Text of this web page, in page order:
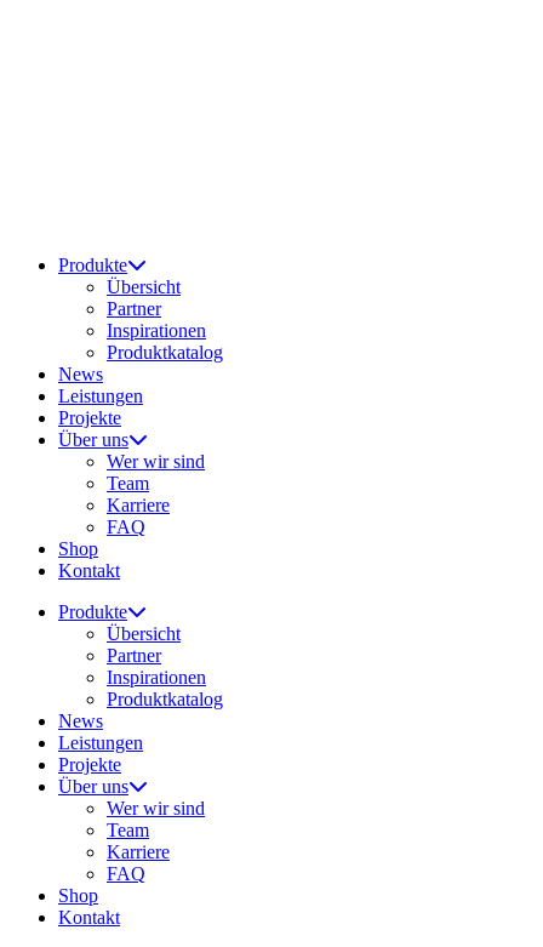
Produkte
Übersicht
Partner
Inspirationen
Produktkatalog
News
Leistungen
Projekte
Über uns
Wer wir sind
Team
Karriere
FAQ
Shop
Kontakt
Produkte
Übersicht
Partner
Inspirationen
Produktkatalog
News
Leistungen
Projekte
Über uns
Wer wir sind
Team
Karriere
FAQ
Shop
Kontakt